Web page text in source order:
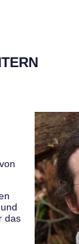
das